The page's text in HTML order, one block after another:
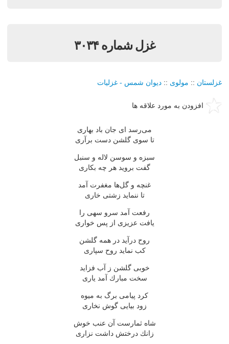
غزل شماره ۳۰۳۴
غزلستان :: مولوی :: دیوان شمس - غزلیات
افزودن به مورد علاقه ها
می‌رسد ای جان باد بهاری
تا سوی گلشن دست برآری
سبزه و سوسن لاله و سنبل
گفت بروید هر چه بكاری
غنچه و گل‌ها مغفرت آمد
تا ننماید زشتی خاری
رفعت آمد سرو سهی را
یافت عزیزی از پس خواری
روح درآید در همه گلشن
كب نماید روح سپاری
خوبی گلشن ز آب فزاید
سخت مبارك آمد یاری
كرد پیامی برگ به میوه
زود بیایی گوش نخاری
شاه ثمارست آن عنب خوش
زانك درختش داشت نزاری